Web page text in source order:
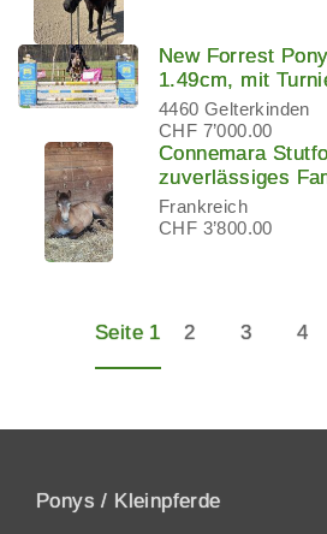
New Forrest
1.49cm, mit
4460 Gelterkinden
CHF 7’000.00
Connemara
zuverlässiges
Frankreich
CHF 3’800.00
Seite 1 2 3 4
Ponys / Kleinpferde